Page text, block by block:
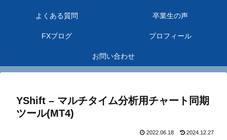
よくある質問 卒業生の声
FXブログ プロフィール
お問い合わせ
YShift – マルチタイム分析用チャート同期
ツール(MT4)
2022.06.18 2024.12.27